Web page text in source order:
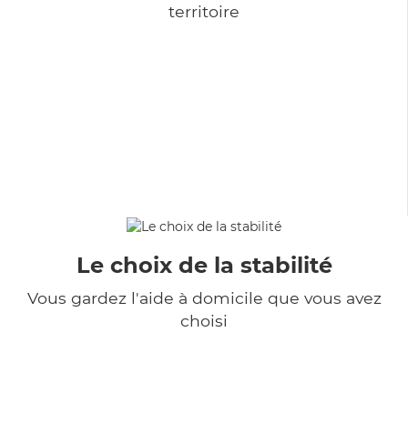
territoire
Le choix de la stabilité
Vous gardez l'aide à domicile que vous avez
choisi